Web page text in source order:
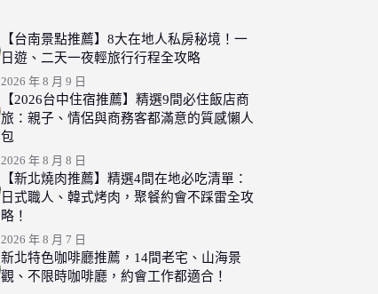
【台南景點推薦】8大在地人私房秘境！一
日遊、二天一夜輕旅行行程全攻略
2026 年 8 月 9 日
【2026台中住宿推薦】精選9間必住飯店商
旅：親子、情侶與商務客都滿意的質感懶人
包
2026 年 8 月 8 日
【新北燒肉推薦】精選4間在地必吃清單：
日式職人、韓式烤肉，聚餐約會不踩雷全攻
略！
2026 年 8 月 7 日
新北特色咖啡廳推薦，14間老宅、山海景
觀、不限時咖啡廳，約會工作都適合！